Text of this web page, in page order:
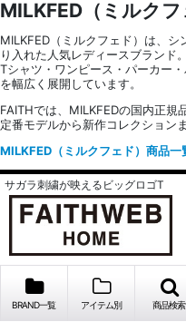
MILKFED（ミルク
MILKFED（ミルクフェド）は、
り入れた人気レディースブランド。
Tシャツ・ワンピース・パーカー
を幅広く展開しています。
FAITHでは、MILKFEDの国内正規
定番モデルから新作コレクション
MILKFED（ミルクフェド）商品一
サガラ刺繍が映えるビッグロゴT
BRAND一覧 アイテム別 商品検索